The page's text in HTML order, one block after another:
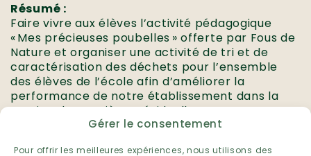
Gérer le consentement
Pour offrir les meilleures expériences, nous utilisons des
Résumé :
Faire vivre aux élèves l’activité pédagogique
« Mes précieuses poubelles » offerte par Fous de
Nature et organiser une activité de tri et de
caractérisation des déchets pour l’ensemble
des élèves de l’école afin d’améliorer la
performance de notre établissement dans la
gestion des matières résiduelles.
Établissement :
École de la Broquerie